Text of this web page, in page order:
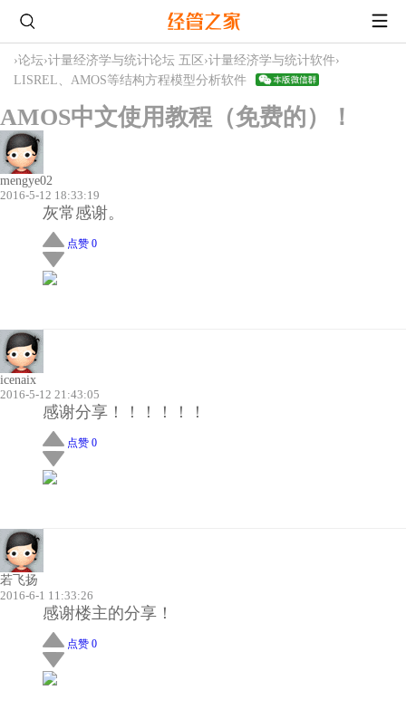
›论坛›计量经济学与统计论坛 五区 ›计量经济学与统计软件›
LISREL、AMOS等结构方程模型分析软件
AMOS中文使用教程（免费的）！
mengye02
2016-5-12 18:33:19
灰常感谢。
点赞 0
icenaix
2016-5-12 21:43:05
感谢分享！！！！！！
点赞 0
若飞扬
2016-6-1 11:33:26
感谢楼主的分享！
点赞 0